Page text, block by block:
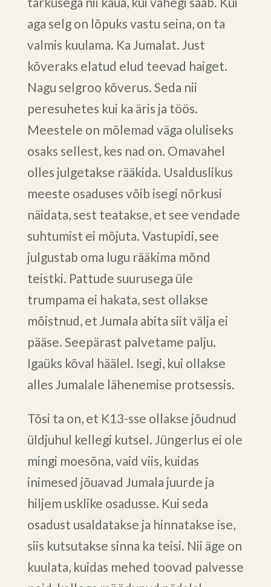
aga selg on lõpuks vastu seina, on ta
valmis kuulama. Ka Jumalat. Just
kõveraks elatud elud teevad haiget.
Nagu selgroo kõverus. Seda nii
peresuhetes kui ka äris ja töös.
Meestele on mõlemad väga oluliseks
osaks sellest, kes nad on. Omavahel
olles julgetakse rääkida. Usalduslikus
meeste osaduses võib isegi nõrkusi
näidata, sest teatakse, et see vendade
suhtumist ei mõjuta. Vastupidi, see
julgustab oma lugu rääkima mõnd
teistki. Pattude suurusega üle
trumpama ei hakata, sest ollakse
mõistnud, et Jumala abita siit välja ei
pääse. Seepärast palvetame palju.
Igaüks kõval häälel. Isegi, kui ollakse
alles Jumalale lähenemise protsessis.
Tõsi ta on, et K13-sse ollakse jõudnud
üldjuhul kellegi kutsel. Jüngerlus ei ole
mingi moesõna, vaid viis, kuidas
inimesed jõuavad Jumala juurde ja
hiljem usklike osadusse. Kui seda
osadust usaldatakse ja hinnatakse ise,
siis kutsutakse sinna ka teisi. Nii äge on
kuulata, kuidas mehed toovad palvesse